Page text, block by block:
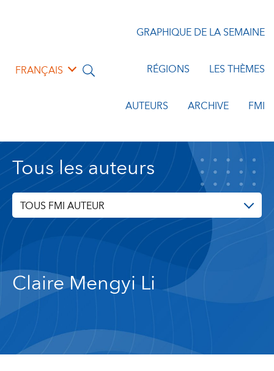
FRANÇAIS
GRAPHIQUE DE LA SEMAINE
RÉGIONS LES THÈMES
AUTEURS ARCHIVE FMI
Tous les auteurs
TOUS FMI AUTEUR
Claire Mengyi Li